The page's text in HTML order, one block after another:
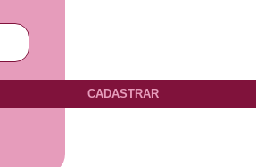
CADASTRAR